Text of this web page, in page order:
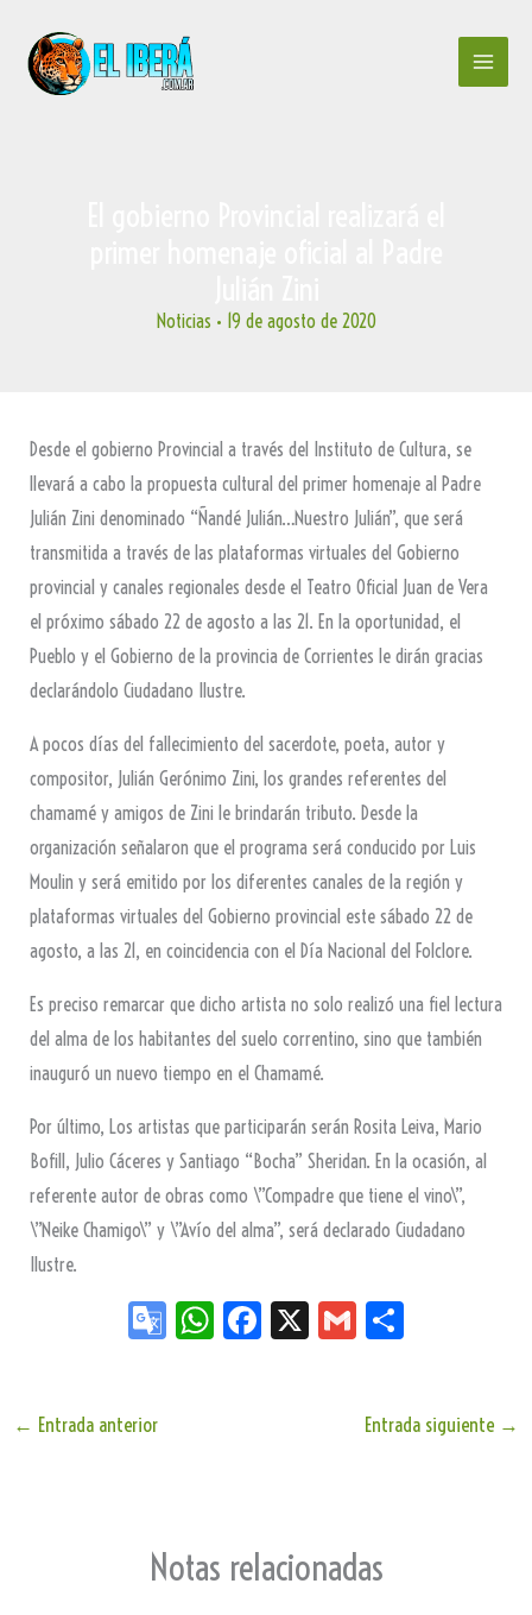
contenido
Noticias • 19 de agosto de 2020
Desde el gobierno Provincial a través del Instituto de Cultura, se
llevará a cabo la propuesta cultural del primer homenaje al Padre
Julián Zini denominado “Ñandé Julián…Nuestro Julián”, que será
transmitida a través de las plataformas virtuales del Gobierno
provincial y canales regionales desde el Teatro Oficial Juan de Vera
el próximo sábado 22 de agosto a las 21. En la oportunidad, el
Pueblo y el Gobierno de la provincia de Corrientes le dirán gracias
declarándolo Ciudadano Ilustre.
A pocos días del fallecimiento del sacerdote, poeta, autor y
compositor, Julián Gerónimo Zini, los grandes referentes del
chamamé y amigos de Zini le brindarán tributo. Desde la
organización señalaron que el programa será conducido por Luis
Moulin y será emitido por los diferentes canales de la región y
plataformas virtuales del Gobierno provincial este sábado 22 de
agosto, a las 21, en coincidencia con el Día Nacional del Folclore.
Es preciso remarcar que dicho artista no solo realizó una fiel lectura
del alma de los habitantes del suelo correntino, sino que también
inauguró un nuevo tiempo en el Chamamé.
Por último, Los artistas que participarán serán Rosita Leiva, Mario
Bofill, Julio Cáceres y Santiago “Bocha” Sheridan. En la ocasión, al
referente autor de obras como \”Compadre que tiene el vino\”,
\”Neike Chamigo\” y \”Avío del alma”, será declarado Ciudadano
Ilustre.
Go
te
W
Fa
X
G
← Entrada anterior Entrada siguiente →
Notas relacionadas